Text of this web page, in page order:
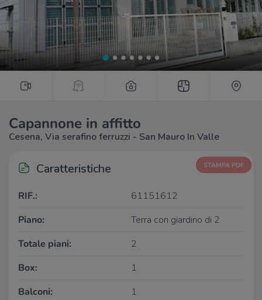
Capannone in affitto
Cesena, Via serafino ferruzzi - San Mauro In Valle
Caratteristiche STAMPA PDF
RIF.:
61151612
Piano:
Terra con giardino di 2
Totale piani:
2
Box:
1
Balconi:
1